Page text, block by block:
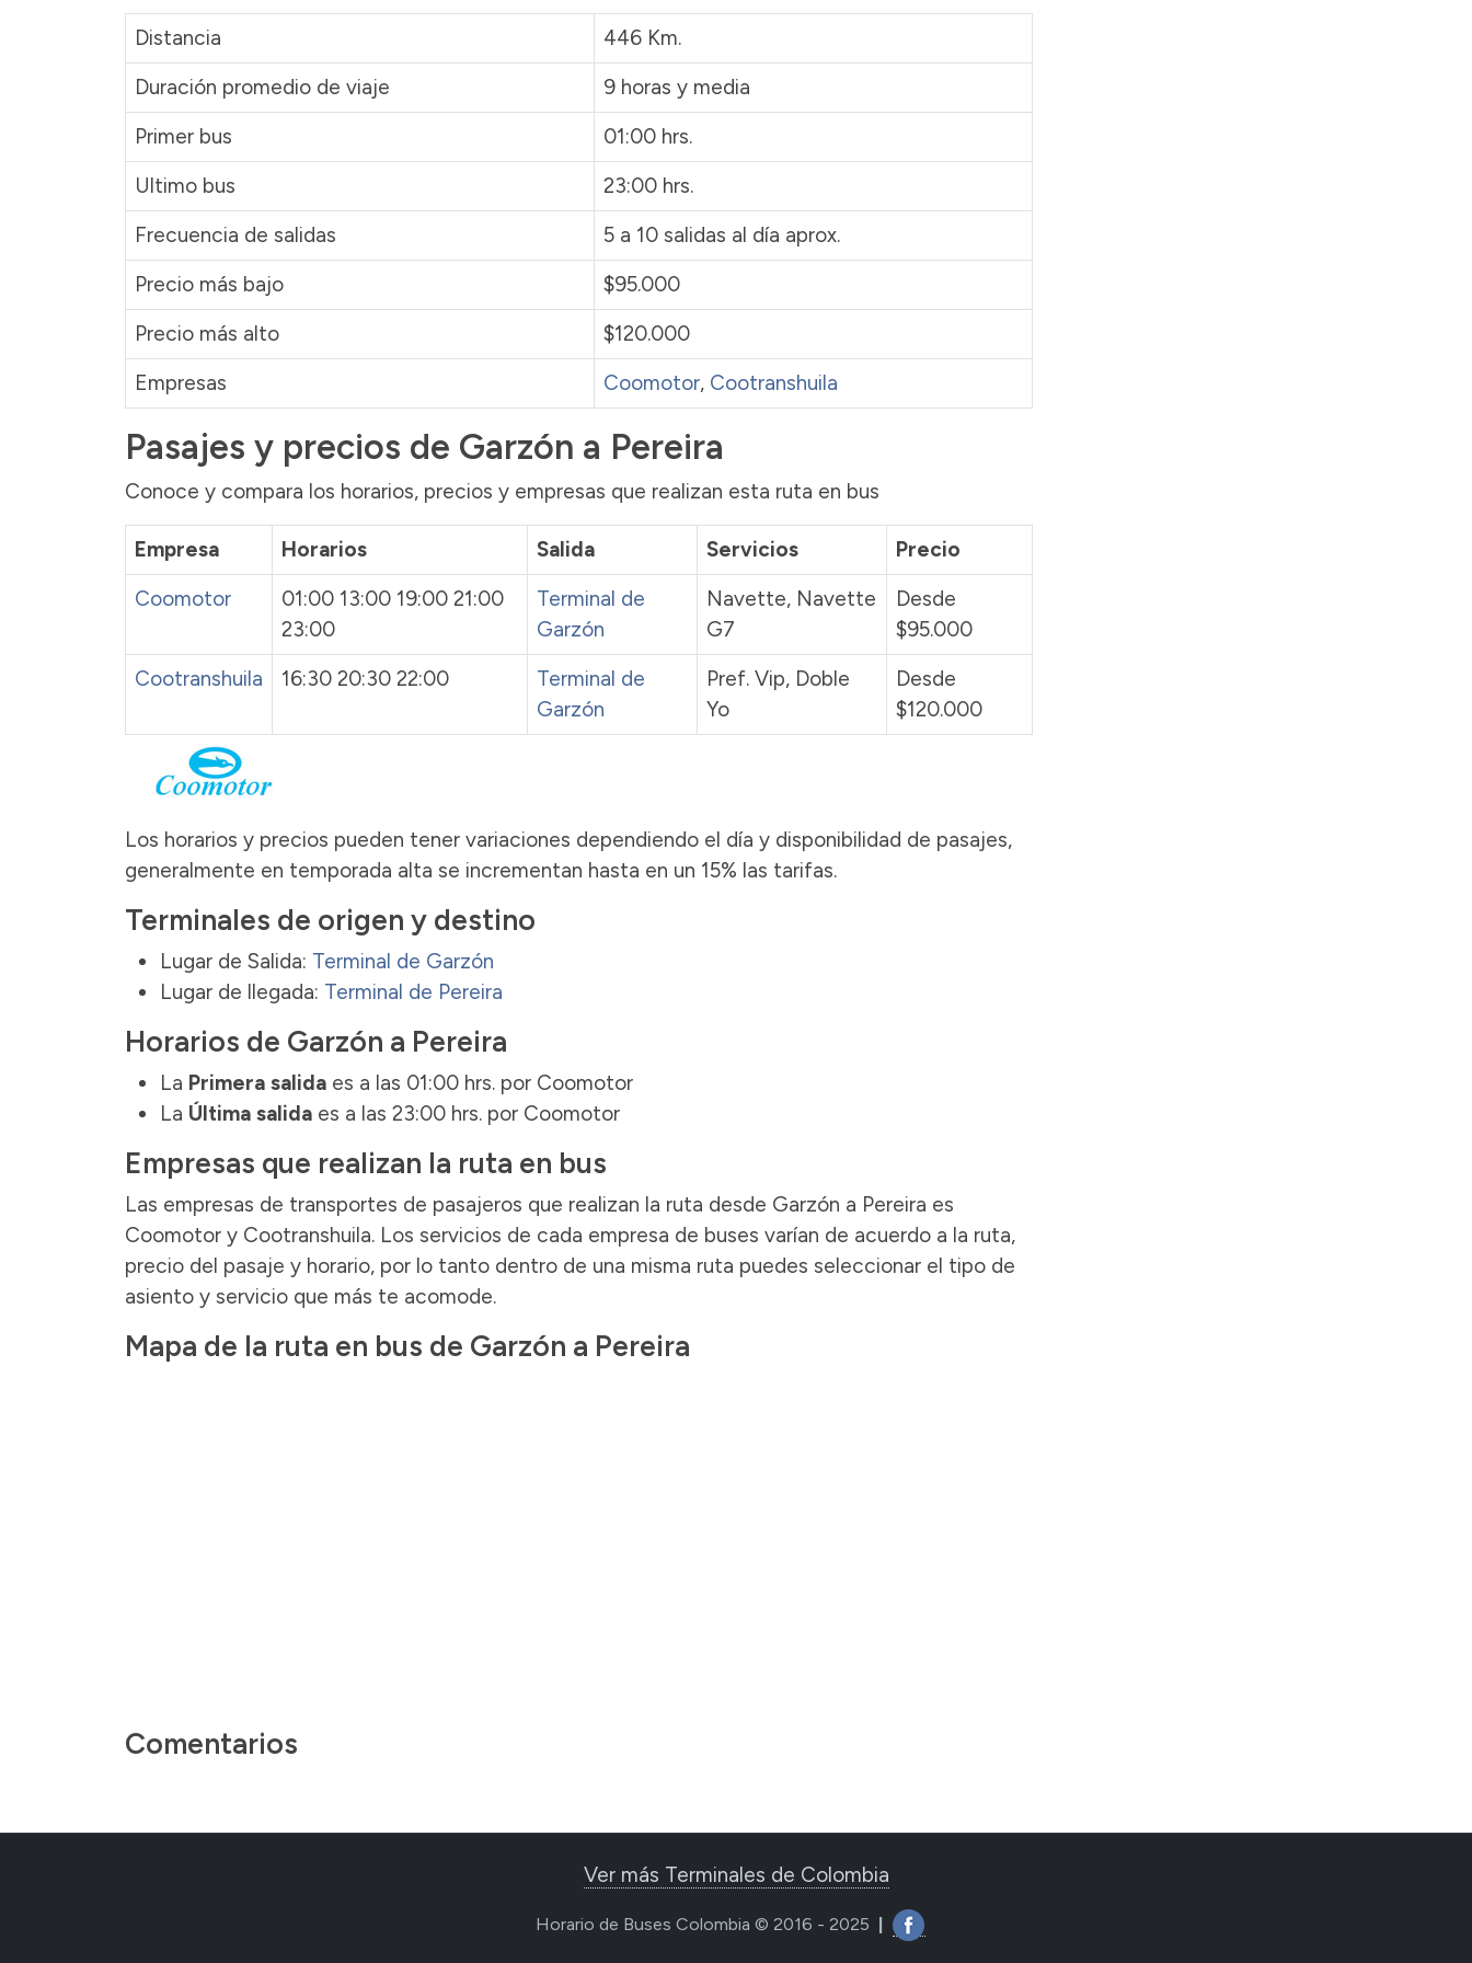
Distancia
446 Km.
Duración promedio de viaje
9 horas y media
Primer bus
01:00 hrs.
Ultimo bus
23:00 hrs.
Frecuencia de salidas
5 a 10 salidas al día aprox.
Precio más bajo
$95.000
Precio más alto
$120.000
Empresas
Coomotor, Cootranshuila
Pasajes y precios de Garzón a Pereira
Conoce y compara los horarios, precios y empresas que realizan esta ruta en bus
Empresa Horarios Salida Servicios
Precio
Coomotor
01:00 13:00 19:00 21:00
23:00
Terminal de
Garzón
Navette, Navette
G7
Desde
$95.000
Cootranshuila
16:30 20:30 22:00
Terminal de
Garzón
Pref. Vip, Doble
Yo
Desde
$120.000
Los horarios y precios pueden tener variaciones dependiendo el día y disponibilidad de pasajes,
generalmente en temporada alta se incrementan hasta en un 15% las tarifas.
Terminales de origen y destino
Lugar de Salida: Terminal de Garzón
Lugar de llegada: Terminal de Pereira
Horarios de Garzón a Pereira
La Primera salida es a las 01:00 hrs. por Coomotor
La Última salida es a las 23:00 hrs. por Coomotor
Empresas que realizan la ruta en bus
Las empresas de transportes de pasajeros que realizan la ruta desde Garzón a Pereira es
Coomotor y Cootranshuila. Los servicios de cada empresa de buses varían de acuerdo a la ruta,
precio del pasaje y horario, por lo tanto dentro de una misma ruta puedes seleccionar el tipo de
asiento y servicio que más te acomode.
Mapa de la ruta en bus de Garzón a Pereira
Comentarios
Ver más Terminales de Colombia
Horario de Buses Colombia © 2016 - 2025 |